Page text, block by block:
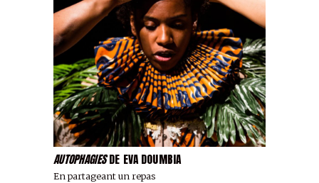
AUTOPHAGIESDE EVA DOUMBIA
En partageant un repas